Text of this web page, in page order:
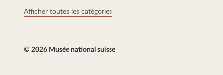
Afficher toutes les catégories
© 2026 Musée national suisse